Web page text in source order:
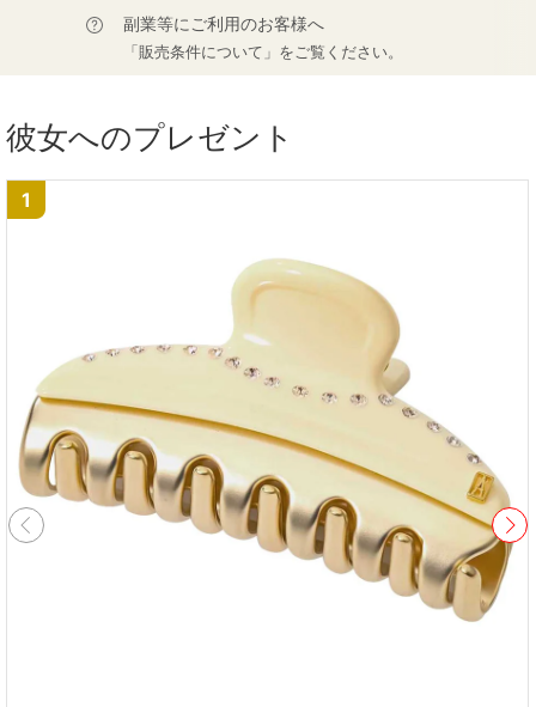
副業等にご利用のお客様へ
「販売条件について」をご覧ください。
彼女へのプレゼント
1